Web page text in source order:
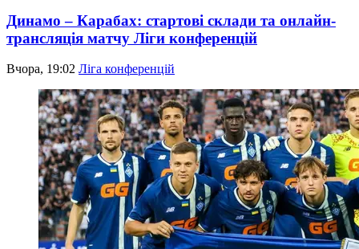
Динамо – Карабах: стартові склади та онлайн-
трансляція матчу Ліги конференцій
Вчора, 19:02 Ліга конференцій